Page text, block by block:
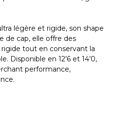
légère et rigide, son shape
de cap, elle offre des
rigide tout en conservant la
Disponible en 12’6 et 14’0,
performance,